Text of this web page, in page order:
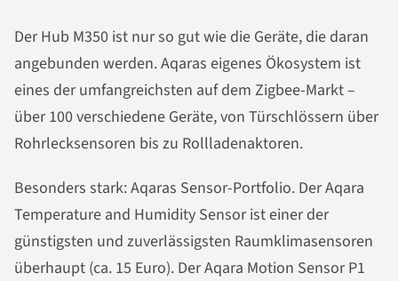
Der Hub M350 ist nur so gut wie die Geräte, die daran
angebunden werden. Aqaras eigenes Ökosystem ist
eines der umfangreichsten auf dem Zigbee-Markt –
über 100 verschiedene Geräte, von Türschlössern über
Rohrlecksensoren bis zu Rollladenaktoren.
Besonders stark: Aqaras Sensor-Portfolio. Der Aqara
Temperature and Humidity Sensor ist einer der
günstigsten und zuverlässigsten Raumklimasensoren
überhaupt (ca. 15 Euro). Der Aqara Motion Sensor P1